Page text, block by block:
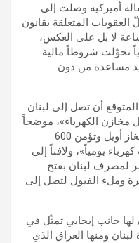
أميركية وصلت إلى
العقوبات المتعلقة بقانون
لا بل على العكس،
تحوّلت شروطاً مالية
مساعدة من دون
أن تصل إلى لبنان
مخازن الكهرباء»، موضحاً
أنّ «الشحنة تحمل 30 ألف طن من الغاز أويل وتؤمن 600
أيّ ما يعادل 6 ساعات كهرباء يومياً»، ولافتاً إلى
لمصرف لبنان بفتح
وملء الفيول لتصل إلى
جانب إيجابي تمثّل في
ومنها العراق الذي